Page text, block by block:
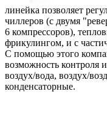
линейка позволяет
чиллеров (с двумя
6 компрессоров),
фрикулингом, и с
С помощью этого
возможность контроля
воздух/вода, воздух/
конденсаторные.